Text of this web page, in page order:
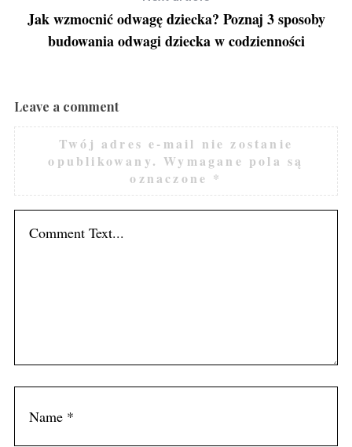
Jak wzmocnić odwagę dziecka? Poznaj 3 sposoby
budowania odwagi dziecka w codzienności
Leave a comment
Twój adres e-mail nie zostanie
opublikowany. Wymagane pola są
oznaczone *